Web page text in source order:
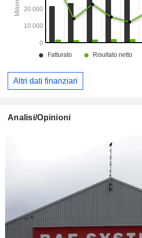
Altri dati finanziari
Analisi/Opinioni